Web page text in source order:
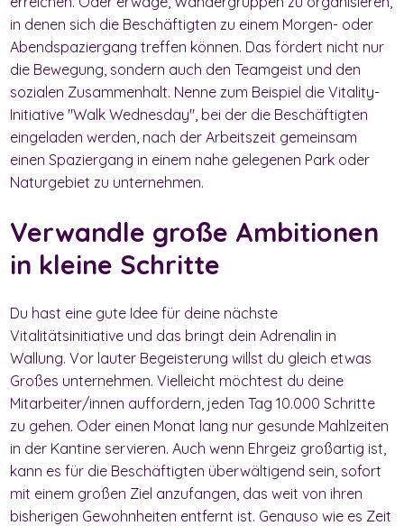
in denen sich die Beschäftigten zu einem Morgen- oder
Abendspaziergang treffen können. Das fördert nicht nur
die Bewegung, sondern auch den Teamgeist und den
sozialen Zusammenhalt. Nenne zum Beispiel die Vitality-
Initiative "Walk Wednesday", bei der die Beschäftigten
eingeladen werden, nach der Arbeitszeit gemeinsam
einen Spaziergang in einem nahe gelegenen Park oder
Naturgebiet zu unternehmen.
Verwandle große Ambitionen
in kleine Schritte
Du hast eine gute Idee für deine nächste
Vitalitätsinitiative und das bringt dein Adrenalin in
Wallung. Vor lauter Begeisterung willst du gleich etwas
Großes unternehmen. Vielleicht möchtest du deine
Mitarbeiter/innen auffordern, jeden Tag 10.000 Schritte
zu gehen. Oder einen Monat lang nur gesunde Mahlzeiten
in der Kantine servieren. Auch wenn Ehrgeiz großartig ist,
kann es für die Beschäftigten überwältigend sein, sofort
mit einem großen Ziel anzufangen, das weit von ihren
bisherigen Gewohnheiten entfernt ist. Genauso wie es Zeit